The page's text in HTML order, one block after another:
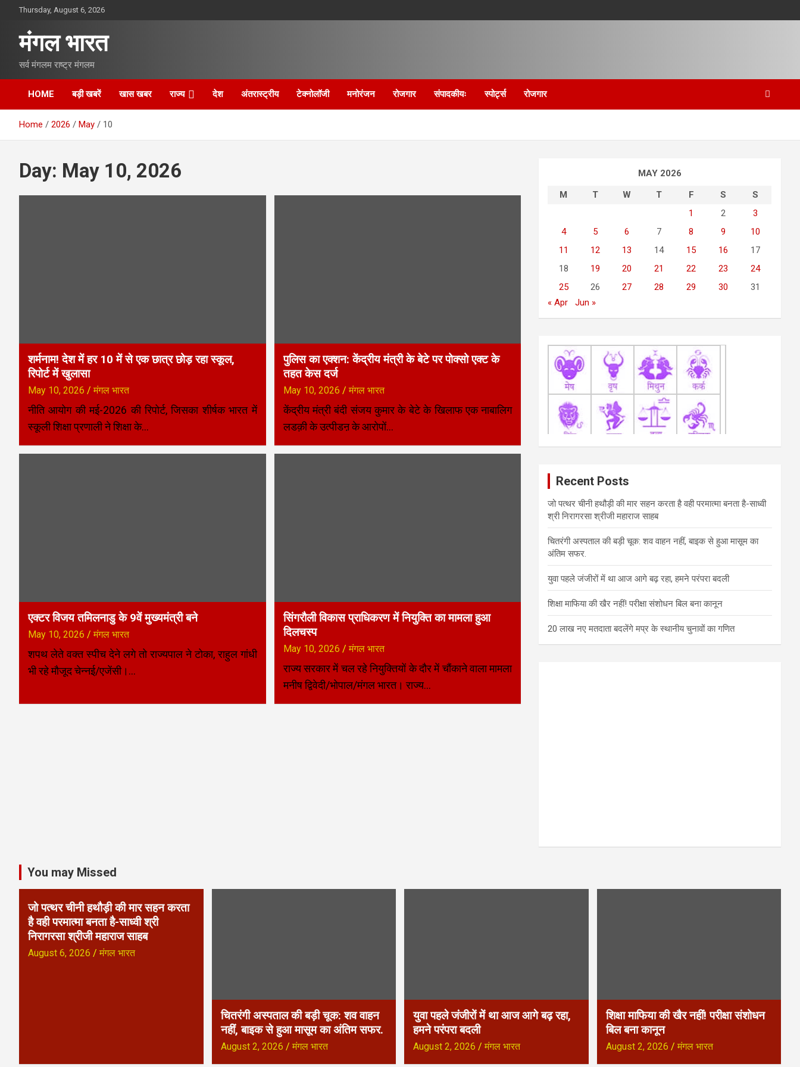
c
n
Thursday, August 6, 2026
मंगल भारत
सर्व मंगलम राष्ट्र मंगलम
HOME बड़ी खबरें खास खबर राज्य देश अंतरास्ट्रीय टेक्नोलॉजी मनोरंजन रोजगार संपादकीयः स्पोर्ट्स रोजगार
Home 2026 May 10
Day: May 10, 2026
शर्मनाम! देश में हर 10 में से एक छात्र छोड़ रहा स्कूल,
रिपोर्ट में खुलासा
May 10, 2026 मंगल भारत
नीति आयोग की मई-2026 की रिपोर्ट, जिसका शीर्षक भारत में
स्कूली शिक्षा प्रणाली ने शिक्षा के…
पुलिस का एक्शन: केंद्रीय मंत्री के बेटे पर पोक्सो एक्ट के
तहत केस दर्ज
May 10, 2026 मंगल भारत
केंद्रीय मंत्री बंदी संजय कुमार के बेटे के खिलाफ एक नाबालिग
लडक़ी के उत्पीडऩ के आरोपों…
एक्टर विजय तमिलनाडु के 9वें मुख्यमंत्री बने
May 10, 2026 मंगल भारत
शपथ लेते वक्त स्पीच देने लगे तो राज्यपाल ने टोका, राहुल गांधी
भी रहे मौजूद चेन्नई/एजेंसी।…
सिंगरौली विकास प्राधिकरण में नियुक्ति का मामला हुआ
दिलचस्प
May 10, 2026 मंगल भारत
राज्य सरकार में चल रहे नियुक्तियों के दौर में चौंकाने वाला मामला
मनीष द्विवेदी/भोपाल/मंगल भारत। राज्य…
MAY 2026
M
T W T F S
S
1
2
3
4
5 6 7 8 9
10
11
12 13 14 15 16
17
18
19 20 21 22 23
24
25
26 27 28 29 30
31
« Apr
Jun »
Recent Posts
जो पत्थर चीनी हथौड़ी की मार सहन करता है वही परमात्मा बनता है-साध्वी
श्री निरागरसा श्रीजी महाराज साहब
चितरंगी अस्पताल की बड़ी चूक: शव वाहन नहीं, बाइक से हुआ मासूम का
अंतिम सफर.
युवा पहले जंजीरों में था आज आगे बढ़ रहा, हमने परंपरा बदली
शिक्षा माफिया की खैर नहीं! परीक्षा संशोधन बिल बना कानून
20 लाख नए मतदाता बदलेंगे मप्र के स्थानीय चुनावों का गणित
You may Missed
जो पत्थर चीनी हथौड़ी की मार सहन करता
है वही परमात्मा बनता है-साध्वी श्री
निरागरसा श्रीजी महाराज साहब
August 6, 2026 मंगल भारत
चितरंगी अस्पताल की बड़ी चूक: शव वाहन
नहीं, बाइक से हुआ मासूम का अंतिम सफर.
August 2, 2026 मंगल भारत
युवा पहले जंजीरों में था आज आगे बढ़ रहा,
हमने परंपरा बदली
August 2, 2026 मंगल भारत
शिक्षा माफिया की खैर नहीं! परीक्षा संशोधन
बिल बना कानून
August 2, 2026 मंगल भारत